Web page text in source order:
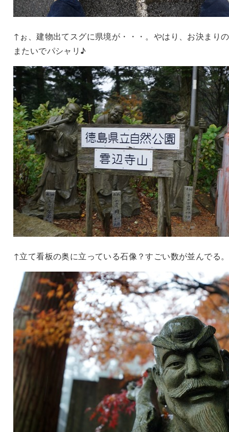
↑ぉ、建物出てスグに県境が・・・。やはり、お決まり
またいでパシャリ♪
↑立て看板の奥に立っている石像？すごい数が並んでる。